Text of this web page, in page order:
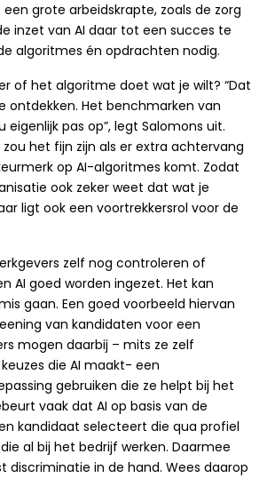
grote arbeidskrapte, zoals de zorg
inzet van AI daar tot een succes te
algoritmes én opdrachten nodig.
of het algoritme doet wat je wilt? “Dat
ontdekken. Het benchmarken van
pas op”, legt Salomons uit.
het fijn zijn als er extra achtervang
op AI-algoritmes komt. Zodat
ook zeker weet dat wat je
ligt ook een voortrekkersrol voor de
zelf nog controleren of
AI goed worden ingezet. Het kan
gaan. Een goed voorbeeld hiervan
van kandidaten voor een
mogen daarbij – mits ze zelf
die AI maakt- een
gebruiken die ze helpt bij het
vaak dat AI op basis van de
kandidaat selecteert die qua profiel
al bij het bedrijf werken. Daarmee
discriminatie in de hand. Wees daarop